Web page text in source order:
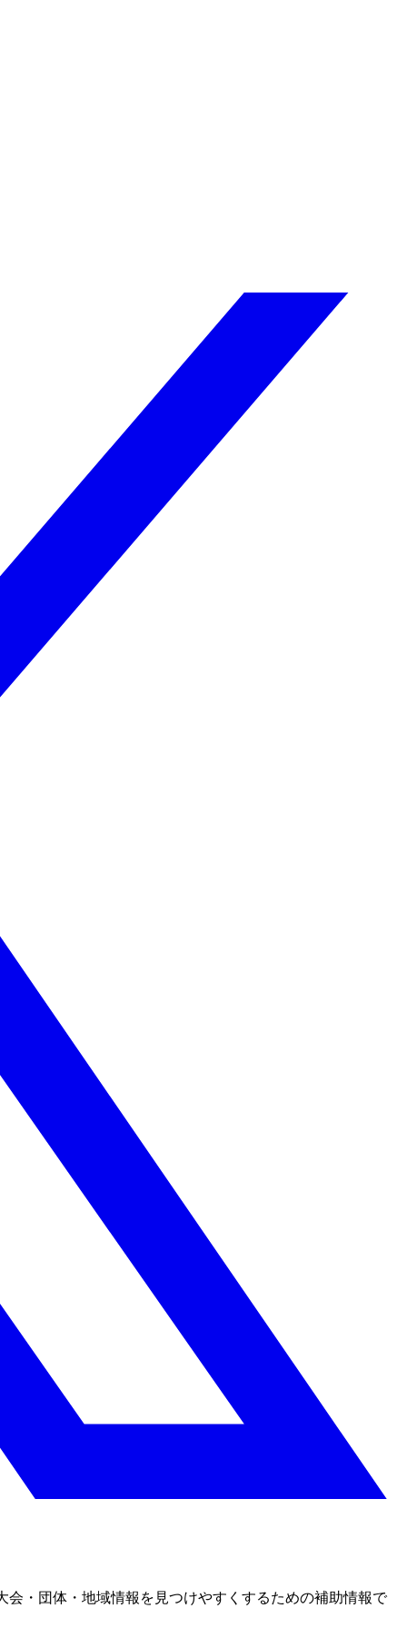
・団体・地域情報を見つけやすくするための補助情報で